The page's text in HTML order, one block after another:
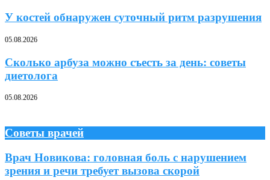
У костей обнаружен суточный ритм разрушения
05.08.2026
Сколько арбуза можно съесть за день: советы
диетолога
05.08.2026
Советы врачей
Врач Новикова: головная боль с нарушением
зрения и речи требует вызова скорой